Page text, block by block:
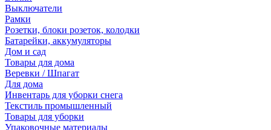
Выключатели
Рамки
Розетки, блоки розеток, колодки
Батарейки, аккумуляторы
Дом и сад
Товары для дома
Веревки / Шпагат
Для дома
Инвентарь для уборки снега
Текстиль промышленный
Товары для уборки
Упаковочные материалы